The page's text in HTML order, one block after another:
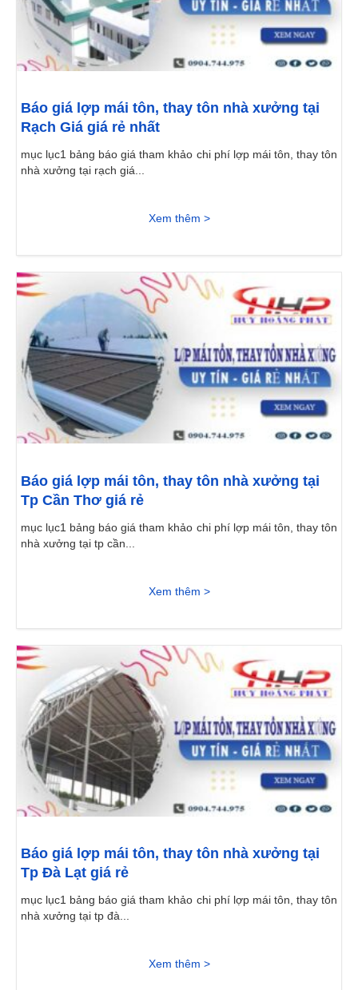
Báo giá lợp mái tôn, thay tôn nhà xưởng tại
Rạch Giá giá rẻ nhất
mục lục1 bảng báo giá tham khảo chi phí lợp mái tôn, thay tôn
nhà xưởng tại rạch giá...
Xem thêm >
Báo giá lợp mái tôn, thay tôn nhà xưởng tại
Tp Cần Thơ giá rẻ
mục lục1 bảng báo giá tham khảo chi phí lợp mái tôn, thay tôn
nhà xưởng tại tp cần...
Xem thêm >
Báo giá lợp mái tôn, thay tôn nhà xưởng tại
Tp Đà Lạt giá rẻ
mục lục1 bảng báo giá tham khảo chi phí lợp mái tôn, thay tôn
nhà xưởng tại tp đà...
Xem thêm >